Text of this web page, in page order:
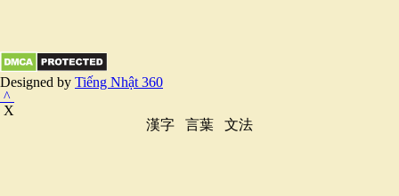
Designed by Tiếng Nhật 360
^
X
漢字
言葉 文法